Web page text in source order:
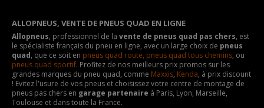
ALLOPNEUS, VENTE DE PNEUS QUAD EN LIGNE
Allopneus, professionnel de la vente de pneus quad pas chers, est
le spécialiste français du pneu en ligne, avec un large choix de pneus
quad, que ce soit en pneus quad route, pneus quad tous chemins, ou
pneus quad sportif. Profitez de nos meilleurs prix promos sur les
grandes marques du pneu quad, comme Maxxis, Kenda, à prix discount
! Evitez l'usure de vos pneus et choisissez votre centre de montage de
pneus pas chers en garage partenaire à Paris, Lyon, Marseille,
Toulouse et dans toute la France.